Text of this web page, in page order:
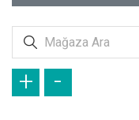
+ -